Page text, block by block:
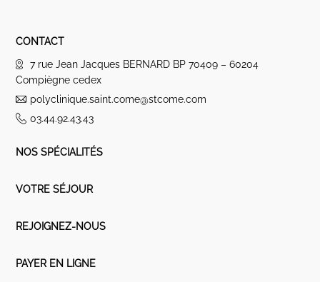
CONTACT
7 rue Jean Jacques BERNARD BP 70409 – 60204
Compiègne cedex
polyclinique.saint.come@stcome.com
03.44.92.43.43
NOS SPÉCIALITÉS
VOTRE SÉJOUR
REJOIGNEZ-NOUS
PAYER EN LIGNE